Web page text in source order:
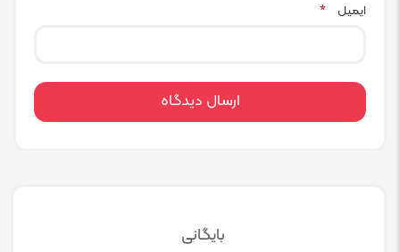
ایمیل *
بایگانی